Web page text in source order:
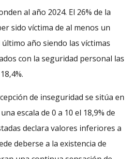
al año 2024. El 26% de la
sido víctima de al menos un
año siendo las víctimas
con la seguridad personal las
de inseguridad se sitúa en
escala de 0 a 10 el 18,9% de
declara valores inferiores a
deberse a la existencia de